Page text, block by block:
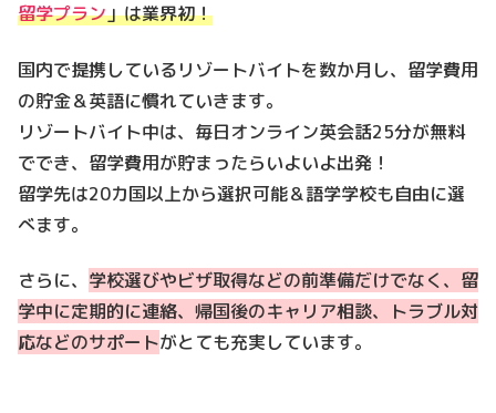
留学プラン」は業界初！
国内で提携しているリゾートバイトを数か月し、 留学費用
の貯金＆英語に慣れていきます。
リゾートバイト中は、毎日オンライン英会話25分が無料
ででき、留学費用が貯まったらいよいよ出発！
留学先は20カ国以上から選択可能＆語学学校も自由に選
べます。
さらに、 学校選びやビザ取得などの前準備だけでなく、留
学中に定期的に連絡、帰国後のキャリア相談、トラブル対
応などのサポートがとても充実しています。